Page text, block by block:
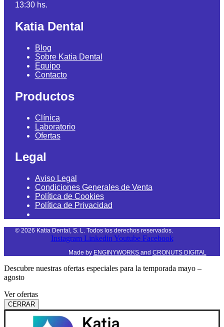
13:30 hs.
Katia Dental
Blog
Sobre Katia Dental
Equipo
Contacto
Productos
Clínica
Laboratorio
Ofertas
Legal
Aviso Legal
Condiciones Generales de Venta
Política de Cookies
Política de Privacidad
© 2026 Katia Dental, S. L. Todos los derechos reservados.
Instagram Linkedin Youtube Facebook
Made by ENGINYWORKS and CRONUTS DIGITAL
Descubre nuestras ofertas especiales para la temporada mayo –
agosto
Ver ofertas
CERRAR